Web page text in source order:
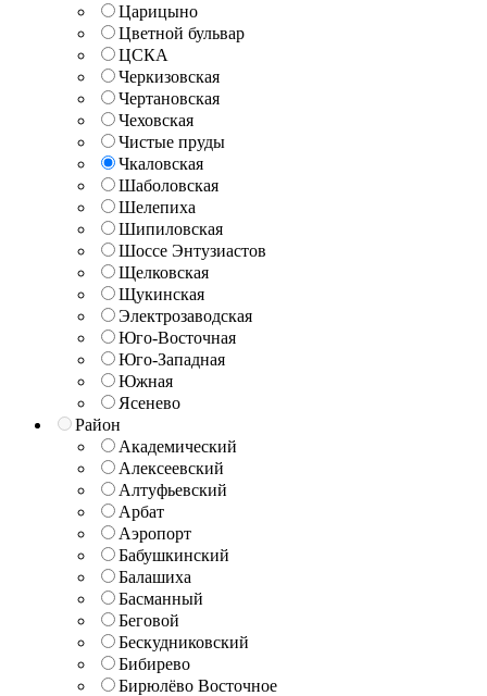
Царицыно
Цветной бульвар
ЦСКА
Черкизовская
Чертановская
Чеховская
Чистые пруды
Чкаловская
Шаболовская
Шелепиха
Шипиловская
Шоссе Энтузиастов
Щелковская
Щукинская
Электрозаводская
Юго-Восточная
Юго-Западная
Южная
Ясенево
Район
Академический
Алексеевский
Алтуфьевский
Арбат
Аэропорт
Бабушкинский
Балашиха
Басманный
Беговой
Бескудниковский
Бибирево
Бирюлёво Восточное